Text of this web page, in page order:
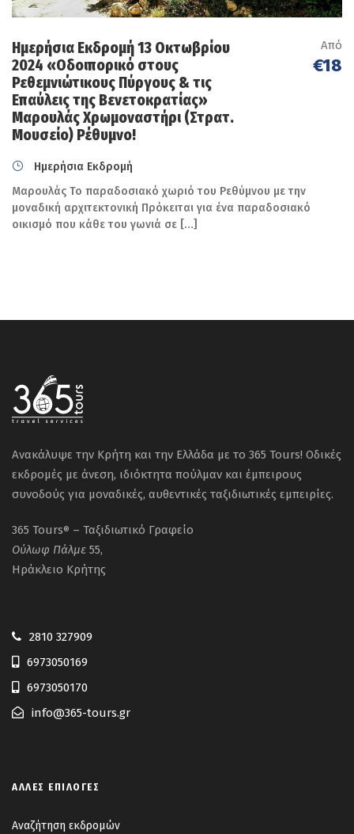
Φωτογραφίες
Ημερήσια Εκδρομή 13 Οκτωβρίου
2024 «Οδοιπορικό στους
Ρεθεμνιώτικους Πύργους & τις
Επαύλεις της Βενετοκρατίας»
Μαρουλάς Χρωμοναστήρι (Στρατ.
Μουσείο) Ρέθυμνο!
Από
€18
Ημερήσια Εκδρομή
Μαρουλάς Το παραδοσιακό χωριό του Ρεθύμνου με την
μοναδική αρχιτεκτονική Πρόκειται για ένα παραδοσιακό
οικισμό που κάθε του γωνιά σε […]
Ανακάλυψε την Κρήτη και την Ελλάδα με το 365 Tours! Οδικές
εκδρομές με άνεση, ιδιόκτητα πούλμαν και έμπειρους
συνοδούς για μοναδικές, αυθεντικές ταξιδιωτικές εμπειρίες.
365 Tours® – Ταξιδιωτικό Γραφείο
Ούλωφ Πάλμε 55,
Ηράκλειο Κρήτης
2810 327909
6973050169
6973050170
info@365-tours.gr
ΆΛΛΕΣ ΕΠΙΛΟΓΈΣ
Αναζήτηση εκδρομών